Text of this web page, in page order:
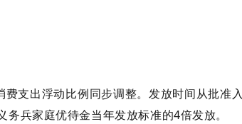
支出浮动比例同步调整。发放时间从批准
兵家庭优待金当年发放标准的4倍发放。